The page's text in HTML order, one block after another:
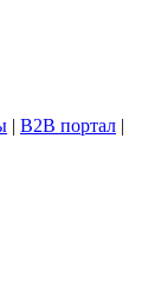
| B2B портал |